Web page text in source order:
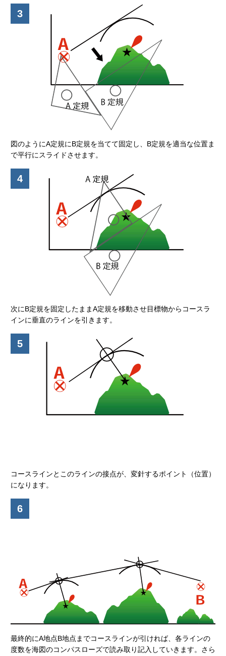
3
図のようにA定規にB定規を当てて固定し、B定規を適当な位置ま
で平行にスライドさせます。
4
次にB定規を固定したままA定規を移動させ目標物からコースラ
インに垂直のラインを引きます。
5
コースラインとこのラインの接点が、変針するポイント（位置）
になります。
6
最終的にA地点B地点までコースラインが引ければ、各ラインの
度数を海図のコンパスローズで読み取り記入していきます。さら